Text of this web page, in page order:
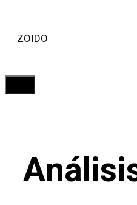
ZOIDO